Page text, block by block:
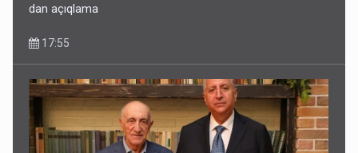
dan açıqlama
17:55